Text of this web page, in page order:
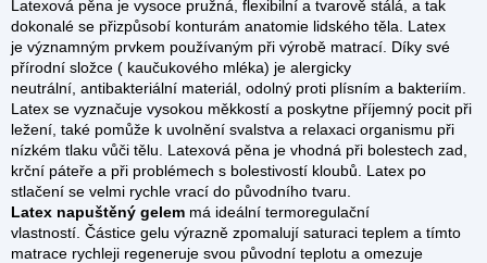
Latexová pěna je vysoce pružná, flexibilní a tvarově stálá, a tak
dokonalé se přizpůsobí konturám anatomie lidského těla. Latex
je významným prvkem používaným při výrobě matrací. Díky své
přírodní složce ( kaučukového mléka) je alergicky
neutrální, antibakteriální materiál, odolný proti plísním a bakteriím.
Latex se vyznačuje vysokou měkkostí a poskytne příjemný pocit při
ležení, také pomůže k uvolnění svalstva a relaxaci organismu při
nízkém tlaku vůči tělu. Latexová pěna je vhodná při bolestech zad,
krční páteře a při problémech s bolestivostí kloubů. Latex po
stlačení se velmi rychle vrací do původního tvaru.
Latex napuštěný gelem má ideální termoregulační
vlastností. Částice gelu výrazně zpomalují saturaci teplem a tímto
matrace rychleji regeneruje svou původní teplotu a omezuje